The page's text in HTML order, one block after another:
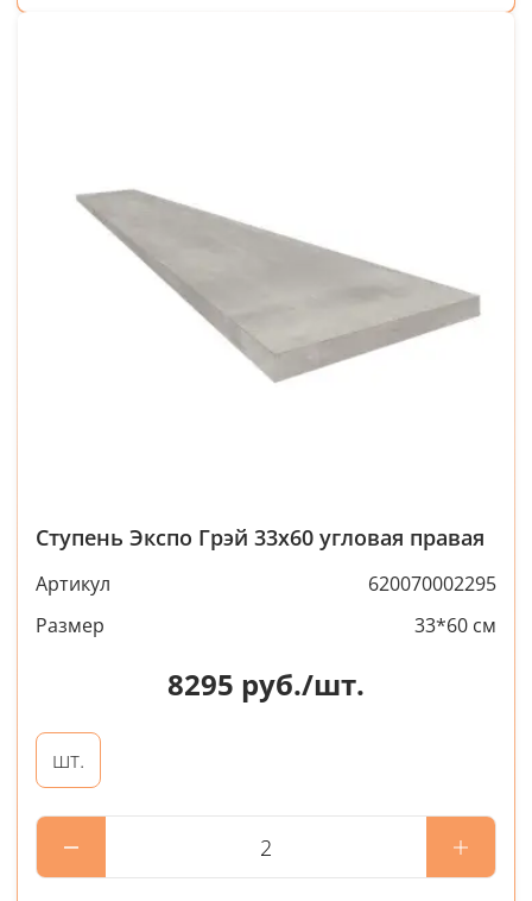
Ступень Экспо Грэй 33x60 угловая правая
Артикул
620070002295
Размер
33*60 см
8295 руб./шт.
шт.